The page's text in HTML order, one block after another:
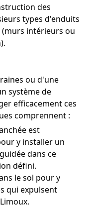
des
types d'enduits
intérieurs ou
ou d'une
système de
efficacement ces
comprennent :
est
y installer un
dans ce
défini.
le sol pour y
qui expulsent